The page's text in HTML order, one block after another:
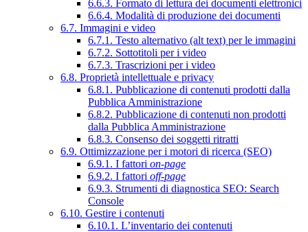
6.6.3. Formato di lettura dei documenti elettronici
6.6.4. Modalità di produzione dei documenti
6.7. Immagini e video
6.7.1. Testo alternativo (alt text) per le immagini
6.7.2. Sottotitoli per i video
6.7.3. Trascrizioni per i video
6.8. Proprietà intellettuale e privacy
6.8.1. Pubblicazione di contenuti prodotti dalla
Pubblica Amministrazione
6.8.2. Pubblicazione di contenuti non prodotti
dalla Pubblica Amministrazione
6.8.3. Consenso dei soggetti ritratti
6.9. Ottimizzazione per i motori di ricerca (SEO)
6.9.1. I fattori on-page
6.9.2. I fattori off-page
6.9.3. Strumenti di diagnostica SEO: Search
Console
6.10. Gestire i contenuti
6.10.1. L’inventario dei contenuti